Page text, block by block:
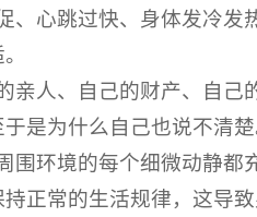
、心跳过快、身体发冷发
亲人、自己的财产、自己
是为什么自己也说不清楚
围环境的每个细微动静都
正常的生活规律，这导致